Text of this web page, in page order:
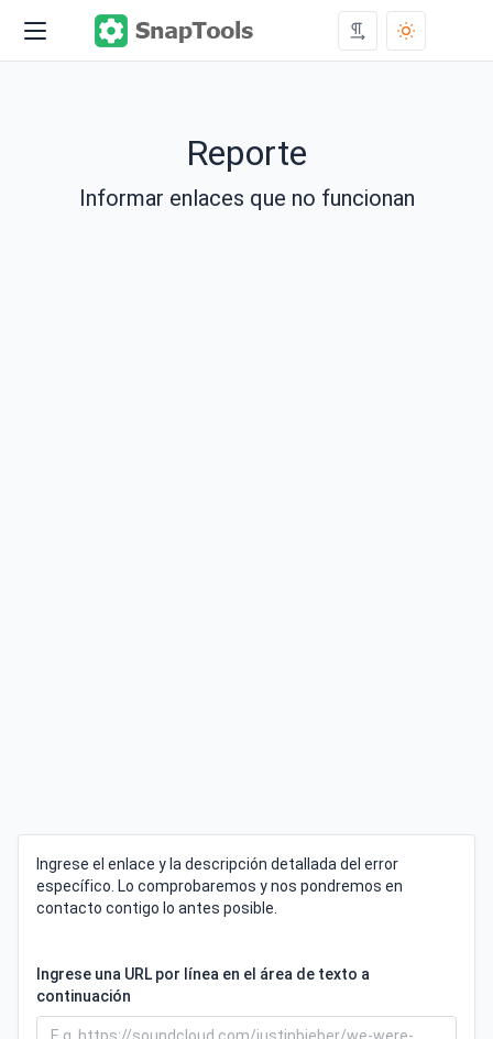
Reporte
Informar enlaces que no funcionan
Ingrese el enlace y la descripción detallada del error
específico. Lo comprobaremos y nos pondremos en
contacto contigo lo antes posible.
Ingrese una URL por línea en el área de texto a
continuación